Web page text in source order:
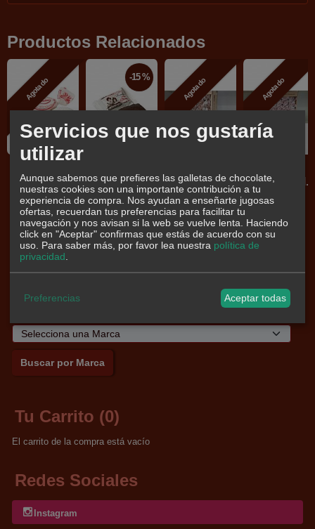
Marcas
Tu Carrito (0)
El carrito de la compra está vacío
Redes Sociales
Instagram
Productos Relacionados
Agotado
tradicional
2,00 €
-15 %
Bombon
2,34 €2,75 €
Agotado
Caseros,
Caja 4 Kg
29,60 €
Agotado
tradicional.
Caja 4 Kg
29,60 €
Servicios que nos gustaría
utilizar
Aunque sabemos que prefieres las galletas de chocolate,
nuestras cookies son una importante contribución a tu
experiencia de compra. Nos ayudan a enseñarte jugosas
ofertas, recuerdan tus preferencias para facilitar tu
navegación y nos avisan si la web se vuelve lenta. Haciendo
click en "Aceptar" confirmas que estás de acuerdo con su
uso. Para saber más, por favor lea nuestra política de
privacidad
Preferencias Aceptar todas